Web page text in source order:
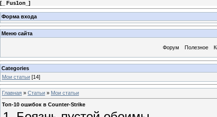
[ _ Fus1on_ ]
Форма входа
Меню сайта
Форум Полезное
Categories
Мои статьи [14]
Главная » Статьи » Мои статьи
Топ-10 ошибок в Counter-Strike